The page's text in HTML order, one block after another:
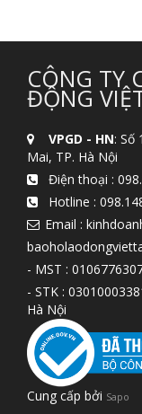
CÔNG TY
ĐỘNG
VPGD - HN: Số
Mai, TP. Hà Nội
Điện thoại :
Hotline :
Email :
- MST :
- STK :
Hà Nội
Cung cấp bởi Sapo